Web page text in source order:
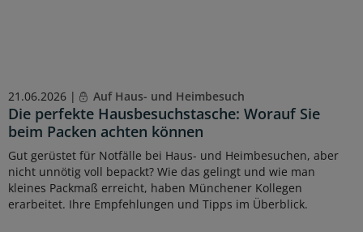
21.06.2026 | Auf Haus- und Heimbesuch
Die perfekte Hausbesuchstasche: Worauf Sie
beim Packen achten können
Gut gerüstet für Notfälle bei Haus- und Heimbesuchen, aber
nicht unnötig voll bepackt? Wie das gelingt und wie man
kleines Packmaß erreicht, haben Münchener Kollegen
erarbeitet. Ihre Empfehlungen und Tipps im Überblick.